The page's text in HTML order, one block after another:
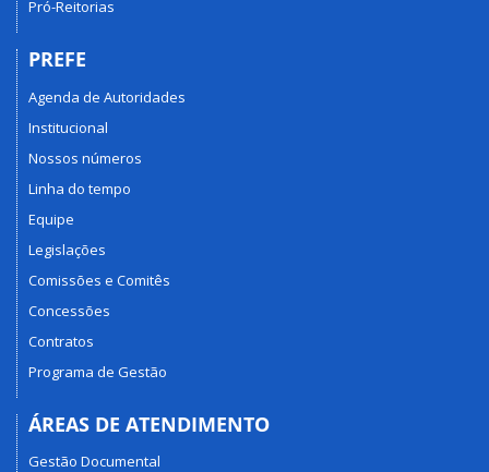
Pró-Reitorias
PREFE
Agenda de Autoridades
Institucional
Nossos números
Linha do tempo
Equipe
Legislações
Comissões e Comitês
Concessões
Contratos
Programa de Gestão
ÁREAS DE ATENDIMENTO
Gestão Documental